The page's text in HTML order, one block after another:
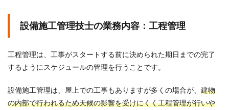
設備施工管理技士の業務内容：工程管理
工程管理は、工事がスタートする前に決められた期日までの完了
するようにスケジュールの管理を行うことです。
設備施工管理は、屋上での工事もありますが多くの場合が、 建物
の内部で行われるため天候の影響を受けにくく工程管理が行いや